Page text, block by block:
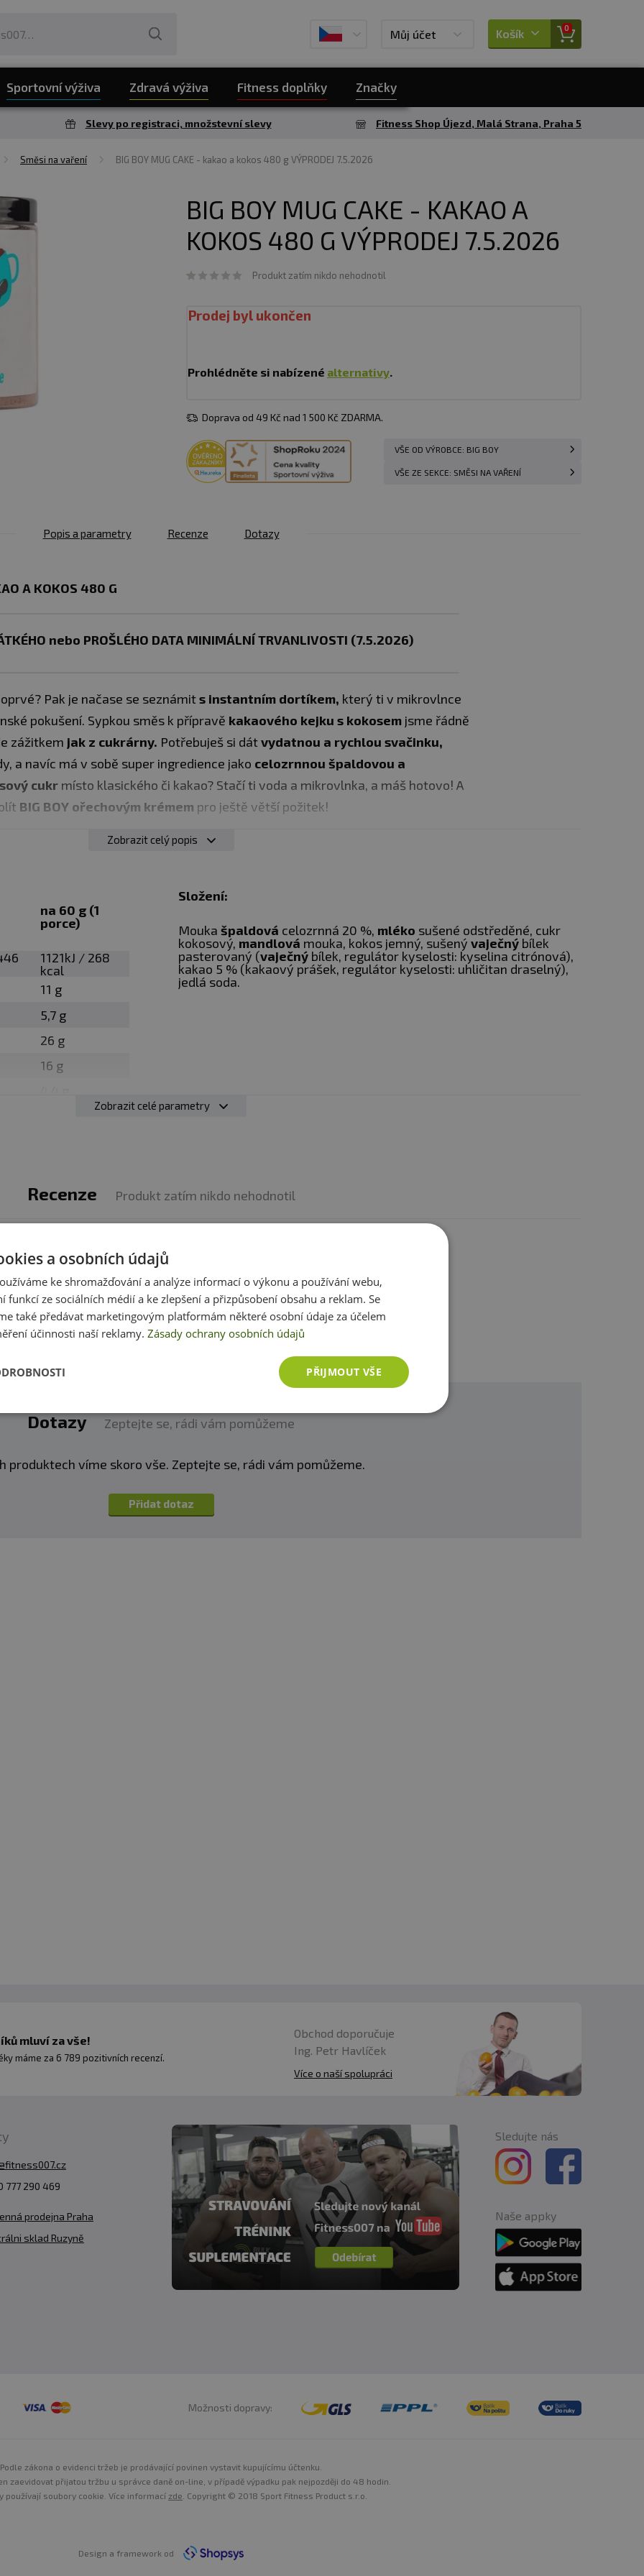
Můj účet Košík 0
Sportovní výživa Zdravá výživa Fitness doplňky Značky
Slevy po registraci, množstevní slevy Fitness Shop Újezd, Malá Strana, Praha 5
Směsi na vaření BIG BOY MUG CAKE - kakao a kokos 480 g VÝPRODEJ 7.5.2026
BIG BOY MUG CAKE - KAKAO A
KOKOS 480 G VÝPRODEJ 7.5.2026
Produkt zatím nikdo nehodnotil
Prodej byl ukončen
Prohlédněte si nabízené alternativy.
Doprava od 49 Kč nad 1 500 Kč ZDARMA.
VŠE OD VÝROBCE: BIG BOY
VŠE ZE SEKCE: SMĚSI NA VAŘENÍ
Popis a parametry Recenze Dotazy
A KOKOS 480 G
nebo PROŠLÉHO DATA MINIMÁLNÍ TRVANLIVOSTI (7.5.2026)
Pak je načase se seznámits instantním dortíkem, který ti v mikrovlnce
pokušení. Sypkou směs k přípravě kakaového kejku s kokosem jsme řádně
zážitkem jak z cukrárny. Potřebuješ si dátvydatnou a rychlou svačinku,
a navíc má v sobě super ingredience jako celozrnnou špaldovou a
cukr místo klasického či kakao? Stačí ti voda a mikrovlnka, a máš hotovo! A
BIG BOY ořechovým krémem pro ještě větší požitek!
60 g směsi.
W na 2:45 min.
a vyklopíme. Pozor, hrneček i dortík bude horký!
krémem.
obal
zejména pro sportovce, se sladidly. Skladujte v suchu a při teplotě do 25 °C.
záření. Chraňte před mrazem. Výrobce neručí za vady vzniklé
použitím.
zvýrazněny.
Zobrazit celý popis
na 60 g (1
porce)
1121kJ / 268
kcal
11 g
5,7 g
26 g
16 g
Složení:
Mouka špaldová celozrnná 20 %, mléko sušené odstředěné, cukr
kokosový, mandlová mouka, kokos jemný, sušený vaječný bílek
pasterovaný (vaječný bílek, regulátor kyselosti: kyselina citrónová),
kakao 5 % (kakaový prášek, regulátor kyselosti: uhličitan draselný),
jedlá soda.
Zobrazit celé parametry
Recenze Produkt zatím nikdo nehodnotil
zákazníkům s rozhodováním. Děkujeme :-)
Přidat vlastní hodnocení
Dotazy Zeptejte se, rádi vám pomůžeme
produktech víme skoro vše. Zeptejte se, rádi vám pomůžeme.
Přidat dotaz
mluví za vše!
máme za 6 789 pozitivních recenzí.
Obchod doporučuje
Ing. Petr Havlíček
Více o naší spolupráci
777 290 469
prodejna Praha
sklad Ruzyně
Sledujte nás
Naše appky
Možnosti dopravy:
Podle zákona o evidenci tržeb je prodávající povinen vystavit kupujícímu účtenku.
zaevidovat přijatou tržbu u správce daně on-line, v případě výpadku pak nejpozději do 48 hodin.
používají soubory cookie. Více informací zde . Copyright © 2018 Sport Fitness Product s.r.o.
Design a framework od
a osobních údajů
ke shromažďování a analýze informací o výkonu a používání webu,
funkcí ze sociálních médií a ke zlepšení a přizpůsobení obsahu a reklam. Se
také předávat marketingovým platformám některé osobní údaje za účelem
účinnosti naší reklamy. Zásady ochrany osobních údajů
PŘIJMOUT VŠE